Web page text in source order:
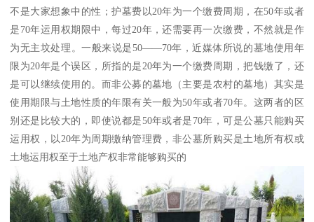
不是大家想象中的性；护墓费以20年为一个缴费周期，在50年或者
是70年运用权期限中，每过20年，还需要再一次缴费，不然就是作
为无主坟处理。一般来说是50——70年，近媒体所说的墓地使用年
限为20年是个误区，所指的是20年为一个缴费周期，把钱缴了，还
是可以继续使用的。而非公募的墓地（主要是农村的墓地）其实是
使用期限与土地性质的年限有关一般为50年或者70年。这两者的区
别还是比较大的，即使说都是50年或者是70年，可是公墓只能购买
运用权，以20年为周期缴纳管理费，非公墓所购买是土地所有权或
土地运用权至于土地产权非常能够购买的